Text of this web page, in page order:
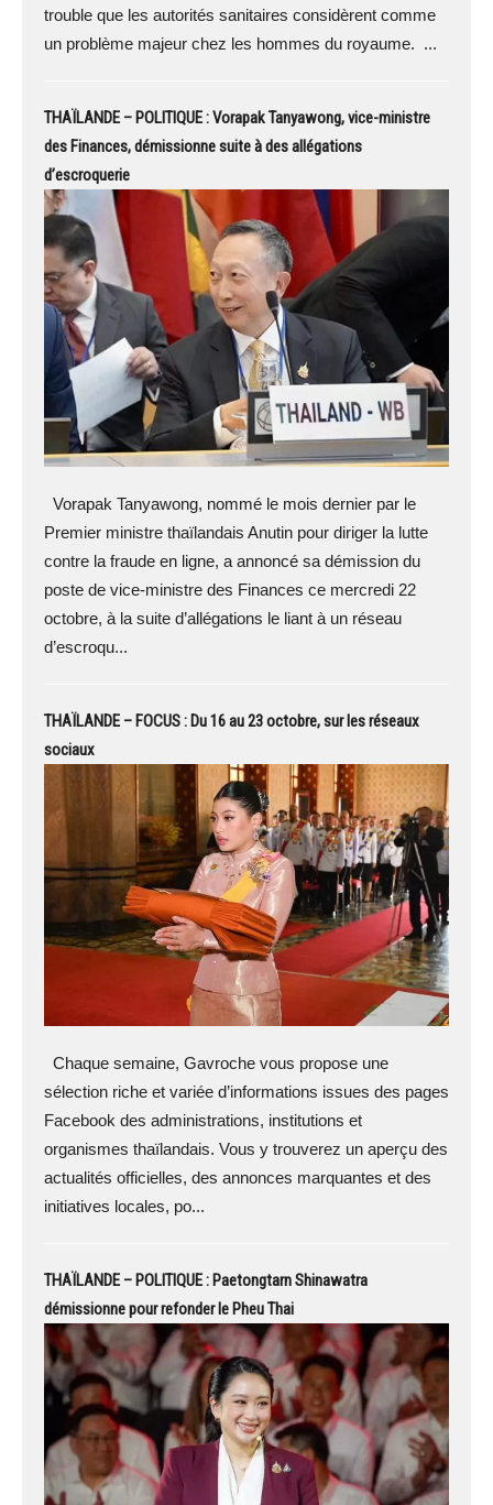
trouble que les autorités sanitaires considèrent comme
un problème majeur chez les hommes du royaume. ...
THAÏLANDE – POLITIQUE : Vorapak Tanyawong, vice-ministre
des Finances, démissionne suite à des allégations
d’escroquerie
Vorapak Tanyawong, nommé le mois dernier par le
Premier ministre thaïlandais Anutin pour diriger la lutte
contre la fraude en ligne, a annoncé sa démission du
poste de vice-ministre des Finances ce mercredi 22
octobre, à la suite d’allégations le liant à un réseau
d’escroqu...
THAÏLANDE – FOCUS : Du 16 au 23 octobre, sur les réseaux
sociaux
Chaque semaine, Gavroche vous propose une
sélection riche et variée d’informations issues des pages
Facebook des administrations, institutions et
organismes thaïlandais. Vous y trouverez un aperçu des
actualités officielles, des annonces marquantes et des
initiatives locales, po...
THAÏLANDE – POLITIQUE : Paetongtarn Shinawatra
démissionne pour refonder le Pheu Thai